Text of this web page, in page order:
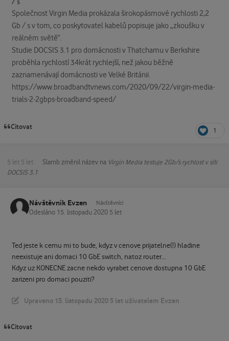
/ s
Společnost Virgin Media prokázala širokopásmové rychlosti 2,2
Gb / s v tom, co poskytovatel kabelů popisuje jako „zkoušku v
reálném světě“.
Studie DOCSIS 3.1 pro domácnosti v Thatchamu v Berkshire
proběhla rychlostí 34krát rychlejší, než jakou běžně
zaznamenávají domácnosti ve Velké Británii.
https://www.broadbandtvnews.com/2020/09/22/virgin-media-
trials-2-2gbps-broadband-speed/
Citovat 1
5 let 5 let Slamb změnil název na Virgin Media testuje 2Gb/s rychlost v síti
DOCSIS 3.1
Návštěvník Evzen Návštěvníci
Odesláno 15. listopadu 2020 5 let
Ted jeste k cemu mi to bude, kdyz v cenove prijatelne(!) hladine
neexistuje ani domaci 10 GbE switch, natoz router...
Kdyz uz KONECNE zacne nekdo vyrabet cenove dostupna 10 GbE
zarizeni pro domaci pouziti?
Upraveno 15. listopadu 2020 5 let uživatelem Evzen
Citovat